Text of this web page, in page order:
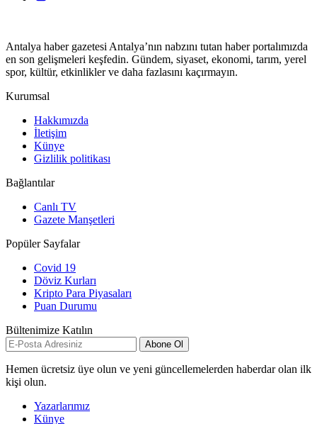
Antalya haber gazetesi Antalya’nın nabzını tutan haber portalımızda
en son gelişmeleri keşfedin. Gündem, siyaset, ekonomi, tarım, yerel
spor, kültür, etkinlikler ve daha fazlasını kaçırmayın.
Kurumsal
Hakkımızda
İletişim
Künye
Gizlilik politikası
Bağlantılar
Canlı TV
Gazete Manşetleri
Popüler Sayfalar
Covid 19
Döviz Kurları
Kripto Para Piyasaları
Puan Durumu
Bültenimize Katılın
Abone Ol
Hemen ücretsiz üye olun ve yeni güncellemelerden haberdar olan ilk
kişi olun.
Yazarlarımız
Künye